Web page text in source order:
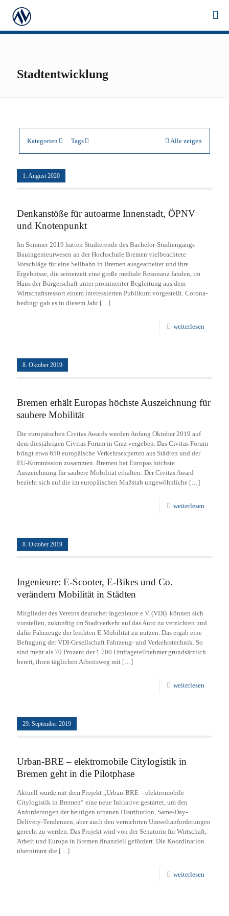
Stadtentwicklung
Kategorien Tags Alle zeigen
1. August 2020
Denkanstöße für autoarme Innenstadt, ÖPNV
und Knotenpunkt
Im Sommer 2019 hatten Studierende des Bachelor-Studiengangs
Bauingenieurwesen an der Hochschule Bremen vielbeachtete
Vorschläge für eine Seilbahn in Bremen ausgearbeitet und ihre
Ergebnisse, die seinerzeit eine große mediale Resonanz fanden, im
Haus der Bürgerschaft unter prominenter Begleitung aus dem
Wirtschaftsressort einem interessierten Publikum vorgestellt. Corona-
bedingt gab es in diesem Jahr[…]
weiterlesen
8. Oktober 2019
Bremen erhält Europas höchste Auszeichnung für
saubere Mobilität
Die europäischen Civitas Awards wurden Anfang Oktober 2019 auf
dem diesjährigen Civitas Forum in Graz vergeben. Das Civitas Forum
bringt etwa 650 europäische Verkehrsexperten aus Städten und der
EU-Kommission zusammen. Bremen hat Europas höchste
Auszeichnung für saubere Mobilität erhalten: Der Civitas Award
bezieht sich auf die im europäischen Maßstab ungewöhnliche […]
weiterlesen
8. Oktober 2019
Ingenieure: E-Scooter, E-Bikes und Co.
verändern Mobilität in Städten
Mitglieder des Vereins deutscher Ingenieure e.V. (VDI) können sich
vorstellen, zukünftig im Stadtverkehr auf das Auto zu verzichten und
dafür Fahrzeuge der leichten E-Mobilität zu nutzen. Das ergab eine
Befragung der VDI-Gesellschaft Fahrzeug- und Verkehrstechnik. So
sind mehr als 70 Prozent der 1.700 Umfrageteilnehmer grundsätzlich
bereit, ihren täglichen Arbeitsweg mit […]
weiterlesen
29. September 2019
Urban-BRE – elektromobile Citylogistik in
Bremen geht in die Pilotphase
Aktuell wurde mit dem Projekt „Urban-BRE – elektromobile
Citylogistik in Bremen“ eine neue Initiative gestartet, um den
Anforderungen der heutigen urbanen Distribution, Same-Day-
Delivery-Tendenzen, aber auch den vermehrten Umweltanforderungen
gerecht zu werden. Das Projekt wird von der Senatorin für Wirtschaft,
Arbeit und Europa in Bremen finanziell gefördert. Die Koordination
übernimmt die […]
weiterlesen